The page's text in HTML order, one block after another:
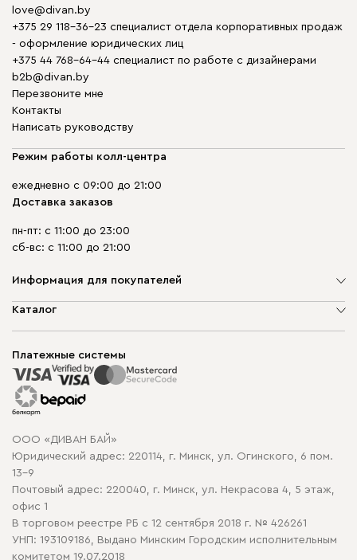
love@divan.by
+375 29 118-36-23 специалист отдела корпоративных продаж
- оформление юридических лиц
+375 44 768-64-44 специалист по работе с дизайнерами
b2b@divan.by
Перезвоните мне
Контакты
Написать руководству
Режим работы колл-центра
ежедневно с 09:00 до 21:00
Доставка заказов
пн-пт: с 11:00 до 23:00
сб-вс: с 11:00 до 21:00
Информация для покупателей
О компании
Способы оплаты
Рассрочка и кредит
Гарантия
Карта сайта
Политика конфиденциальности
Политика в отношении обработки cookie
Каталог
Корпусная мебель
Распродажа мебели
Платежные системы
ООО «ДИВАН БАЙ»
Юридический адрес: 220114, г. Минск, ул. Огинского, 6 пом.
13-9
Почтовый адрес: 220040, г. Минск, ул. Некрасова 4, 5 этаж,
офис 1
В торговом реестре РБ с 12 сентября 2018 г. № 426261
УНП: 193109186, Выдано Минским Городским исполнительным
комитетом 19.07.2018